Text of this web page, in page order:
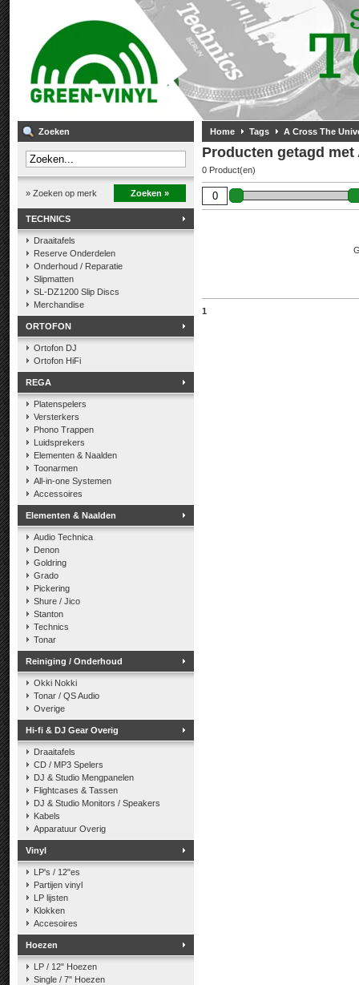
Zoeken
» Zoeken op merk Zoeken »
TECHNICS
Draaitafels
Reserve Onderdelen
Onderhoud / Reparatie
Slipmatten
SL-DZ1200 Slip Discs
Merchandise
ORTOFON
Ortofon DJ
Ortofon HiFi
REGA
Platenspelers
Versterkers
Phono Trappen
Luidsprekers
Elementen & Naalden
Toonarmen
All-in-one Systemen
Accessoires
Elementen & Naalden
Audio Technica
Denon
Goldring
Grado
Pickering
Shure / Jico
Stanton
Technics
Tonar
Reiniging / Onderhoud
Okki Nokki
Tonar / QS Audio
Overige
Hi-fi & DJ Gear Overig
Draaitafels
CD / MP3 Spelers
DJ & Studio Mengpanelen
Flightcases & Tassen
DJ & Studio Monitors / Speakers
Kabels
Apparatuur Overig
Vinyl
LP's / 12"es
Partijen vinyl
LP lijsten
Klokken
Accesoires
Hoezen
LP / 12" Hoezen
Single / 7" Hoezen
Home Tags A Cross The
Producten getagd
0 Product(en)
1